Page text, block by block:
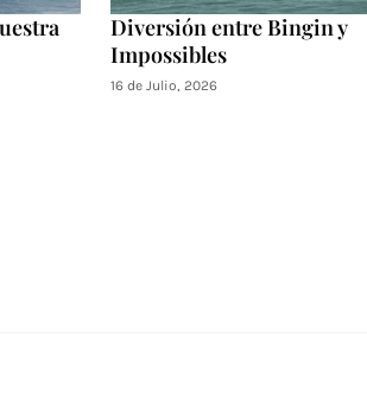
Diversión entre Bingin y
Impossibles
16 de Julio, 2026